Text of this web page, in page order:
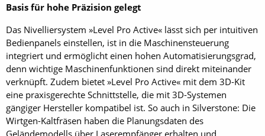
Basis für hohe Präzision gelegt
Das Nivelliersystem »Level Pro Active« lässt sich per intuitiven
Bedienpanels einstellen, ist in die Maschinensteuerung
integriert und ermöglicht einen hohen Automatisierungsgrad,
denn wichtige Maschinenfunktionen sind direkt miteinander
verknüpft. Zudem bietet »Level Pro Active« mit dem 3D-Kit
eine praxisgerechte Schnittstelle, die mit 3D-Systemen
gängiger Hersteller kompatibel ist. So auch in Silverstone: Die
Wirtgen-Kaltfräsen haben die Planungsdaten des
Geländemodells über Laserempfänger erhalten und